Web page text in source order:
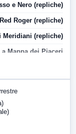
e Nero (repliche)
Roger (repliche)
Meridiani (repliche)
Mappa dei Piaceri